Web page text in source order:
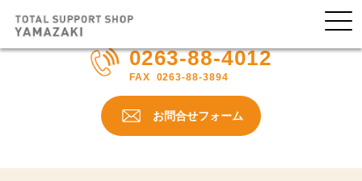
0263-88-4012
FAX 0263-88-3894
お問合せフォーム